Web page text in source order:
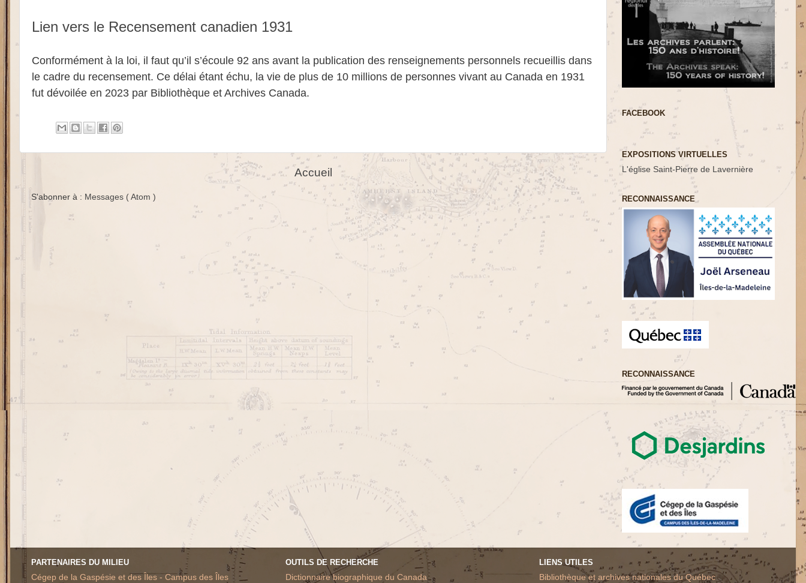
Lien vers le Recensement canadien 1931
Conformément à la loi, il faut qu’il s’écoule 92 ans avant la publication des renseignements personnels recueillis dans
le cadre du recensement. Ce délai étant échu, la vie de plus de 10 millions de personnes vivant au Canada en 1931
fut dévoilée en 2023 par Bibliothèque et Archives Canada.
Accueil
S'abonner à : Messages ( Atom )
FACEBOOK
EXPOSITIONS VIRTUELLES
L'église Saint-Pierre de Lavernière
RECONNAISSANCE
RECONNAISSANCE
PARTENAIRES DU MILIEU
Cégep de la Gaspésie et des Îles - Campus des Îles
OUTILS DE RECHERCHE
Dictionnaire biographique du Canada
LIENS UTILES
Bibliothèque et archives nationales du Québec